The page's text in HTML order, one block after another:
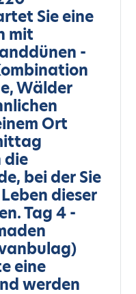
Sie eine
mit
-
Wälder
Ort
die
bei der Sie
dieser
Tag 4 -
eine
werden